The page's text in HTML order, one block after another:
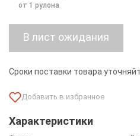
от 1 рулона
Сроки поставки товара
Характеристики